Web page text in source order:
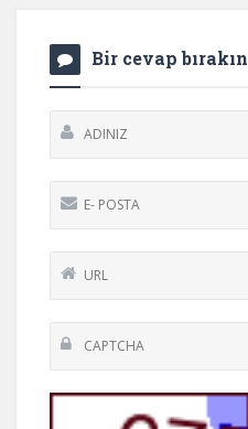
Bir cevap bırakın